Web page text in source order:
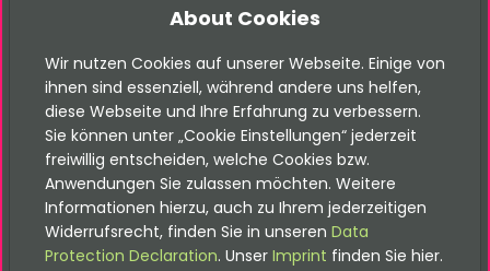
AddOn: Export
AddOn: Import
AddOn: Shipping
Developer
FAQ
About Cookies
Wir nutzen Cookies auf unserer Webseite. Einige von
ihnen sind essenziell, während andere uns helfen,
diese Webseite und Ihre Erfahrung zu verbessern.
Sie können unter „Cookie Einstellungen“ jederzeit
freiwillig entscheiden, welche Cookies bzw.
Anwendungen Sie zulassen möchten. Weitere
Informationen hierzu, auch zu Ihrem jederzeitigen
Widerrufsrecht, finden Sie in unseren Data
Protection Declaration. Unser Imprint finden Sie hier.